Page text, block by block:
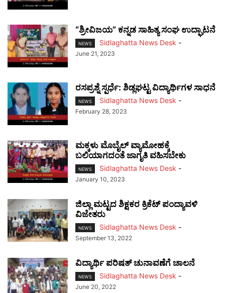
“ಶ್ರೀವಿಜಯ” ಕನ್ನಡ ಸಾಹಿತ್ಯ ಸಂಘ ಉದ್ಘಾಟನೆ
NEWS Sidlaghatta News Desk -
June 21, 2023
ರಸಪ್ರಶ್ನೆ ಸ್ಪರ್ಧೆ: ಶಿಡ್ಲಘಟ್ಟ ವಿದ್ಯಾರ್ಥಿಗಳ ಸಾಧನೆ
NEWS Sidlaghatta News Desk -
February 28, 2023
ಮಕ್ಕಳು ಮೊಬೈಲ್ ವ್ಯಾಮೋಹಕ್ಕೆ
ಬಲಿಯಾಗದಂತೆ ಜಾಗೃತಿ ವಹಿಸಬೇಕು
NEWS Sidlaghatta News Desk -
January 10, 2023
ಜಿಲ್ಲಾ ಮಟ್ಟದ ಶಿಕ್ಷಕರ ಕ್ರಿಕೆಟ್ ಪಂದ್ಯಾವಳಿ
ವಿಜೇತರು
NEWS Sidlaghatta News Desk -
September 13, 2022
ವಿದ್ಯಾರ್ಥಿ ಪರಿಷತ್ ಚುನಾವಣೆಗೆ ಚಾಲನೆ
NEWS Sidlaghatta News Desk -
June 20, 2022